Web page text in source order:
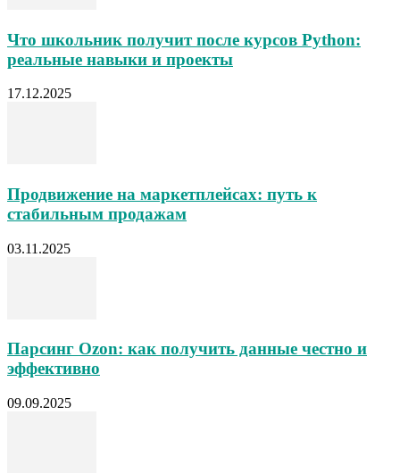
Что школьник получит после курсов Python:
реальные навыки и проекты
17.12.2025
Продвижение на маркетплейсах: путь к
стабильным продажам
03.11.2025
Парсинг Ozon: как получить данные честно и
эффективно
09.09.2025